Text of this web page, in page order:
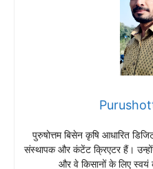
पुरुषोत्तम बिसेन कृषि आधारित
संस्थापक और कंटेंट क्रिएटर हैं।
और वे किसानों के लिए